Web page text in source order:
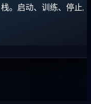
。启动、训练、停止,